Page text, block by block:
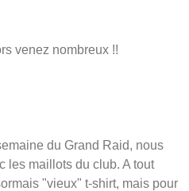
venez nombreux !!
du Grand Raid, nous
les maillots du club. A tout
"vieux" t-shirt, mais pour